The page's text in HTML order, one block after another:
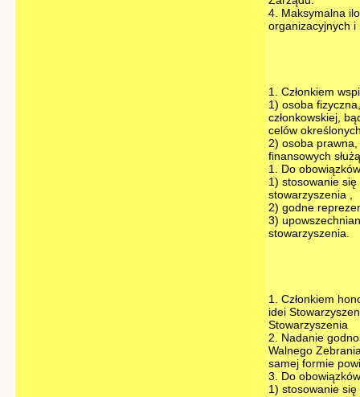
4. Maksymalna
organizacyjnych i
1. Członkiem
1) osoba
członkowskiej,
celów
2) osoba
finansowych
1. Do
1) stosowanie się
stowarzyszenia ,
2) godne
3)
stowarzyszenia.
1. Członkiem
idei
Stowarzyszenia
2. Nadanie
Walnego
samej formie
3. Do
1) stosowanie się